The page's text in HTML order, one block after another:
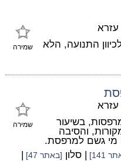
שמירה
התנועה, הלא
שמירה
במרפסות, בשיעור
והסיבה
מי גשם למרפסת.
141] | סלון [באתר 47]
|